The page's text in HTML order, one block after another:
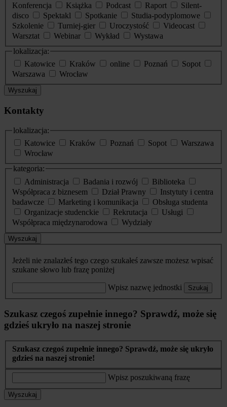
Konferencja
Książka Podcast Raport
Silent-
disco
Spektakl Spotkanie
Studia-podyplomowe
Szkolenie
Turniej-gier Uroczystość
Videocast
Warsztat
Webinar Wykład
Wystawa
lokalizacja:
Katowice
Kraków online Poznań
Sopot
Warszawa
Wrocław
Wyszukaj
Kontakty
lokalizacja:
Katowice
Kraków Poznań Sopot
Warszawa
Wrocław
kategoria:
Administracja
Badania i rozwój
Biblioteka
Współpraca z biznesem
Dział Prawny
Instytuty i centra
badawcze
Marketing i komunikacja
Obsługa studenta
Organizacje studenckie
Rekrutacja
Usługi
Współpraca międzynarodowa
Wydziały
Wyszukaj
Jeżeli nie znalazłeś tego czego szukałeś zawsze możesz wpisać
szukane słowo lub frazę poniżej
Wpisz nazwę jednostki Szukaj
Szukasz czegoś zupełnie innego? Sprawdź, może się
gdzieś ukryło na naszej stronie
Szukasz czegoś zupełnie innego? Sprawdź, może się ukryło
gdzieś na naszej stronie!
Wpisz poszukiwaną frazę
Wyszukaj